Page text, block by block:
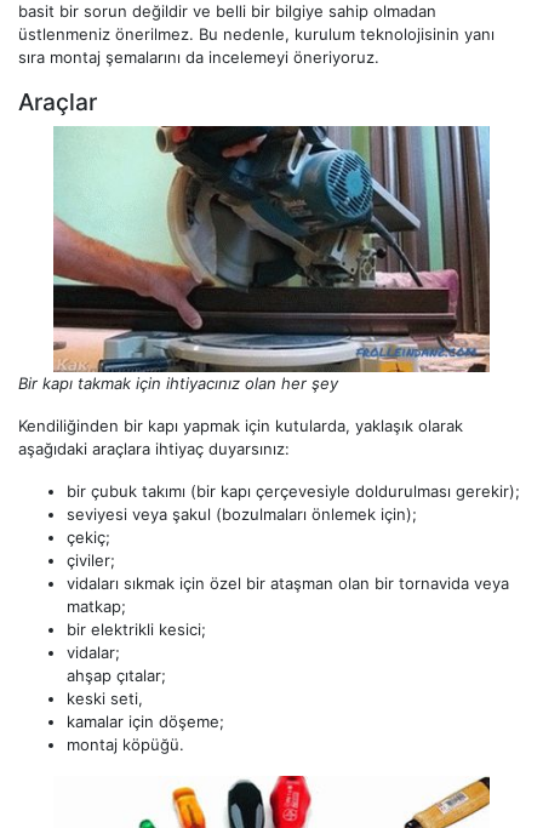
basit bir sorun değildir ve belli bir bilgiye sahip olmadan
üstlenmeniz önerilmez. Bu nedenle, kurulum teknolojisinin yanı
sıra montaj şemalarını da incelemeyi öneriyoruz.
Araçlar
Bir kapı takmak için ihtiyacınız olan her şey
Kendiliğinden bir kapı yapmak için kutularda, yaklaşık olarak
aşağıdaki araçlara ihtiyaç duyarsınız:
bir çubuk takımı (bir kapı çerçevesiyle doldurulması gerekir);
seviyesi veya şakul (bozulmaları önlemek için);
çekiç;
çiviler;
vidaları sıkmak için özel bir ataşman olan bir tornavida veya
matkap;
bir elektrikli kesici;
vidalar;
ahşap çıtalar;
keski seti,
kamalar için döşeme;
montaj köpüğü.